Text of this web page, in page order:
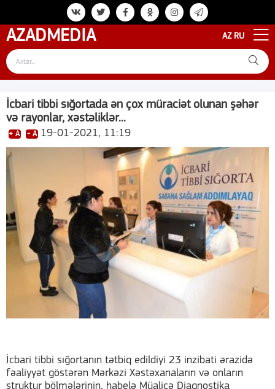
AZADMEDIA AZ RU
İcbari tibbi sığortada ən çox müraciət olunan şəhər
və rayonlar, xəstəliklər...
+ A - A 19-01-2021, 11:19
İcbari tibbi sığortanın tətbiq edildiyi 23 inzibati ərazidə
fəaliyyət göstərən Mərkəzi Xəstəxanaların və onların
struktur bölmələrinin, habelə Müalicə Diaqnostika